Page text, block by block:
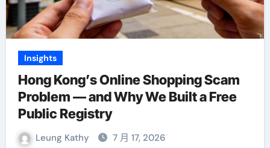
Insights
Hong Kong’s Online Shopping Scam
Problem — and Why We Built a Free
Public Registry
Leung Kathy 7 月 17, 2026